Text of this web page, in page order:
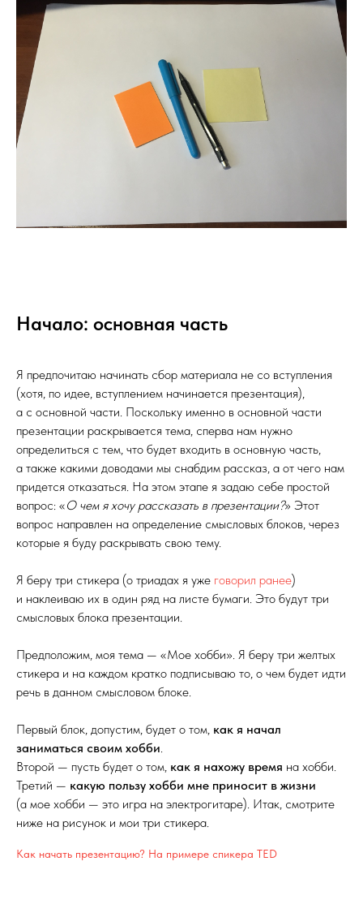
Начало: основная часть
Я предпочитаю начинать сбор материала не со вступления
(хотя, по идее, вступлением начинается презентация),
а с основной части. Поскольку именно в основной части
презентации раскрывается тема, сперва нам нужно
определиться с тем, что будет входить в основную часть,
а также какими доводами мы снабдим рассказ, а от чего нам
придется отказаться. На этом этапе я задаю себе простой
вопрос: «О чем я хочу рассказать в презентации?» Этот
вопрос направлен на определение смысловых блоков, через
которые я буду раскрывать свою тему.
Я беру три стикера (о триадах я уже говорил ранее)
и наклеиваю их в один ряд на листе бумаги. Это будут три
смысловых блока презентации.
Предположим, моя тема — «Мое хобби». Я беру три желтых
стикера и на каждом кратко подписываю то, о чем будет идти
речь в данном смысловом блоке.
Первый блок, допустим, будет о том, как я начал
заниматься своим хобби
Второй — пусть будет о том, как я нахожу время на хобби.
Третий — какую пользу хобби мне приносит в жизни
(а мое хобби — это игра на электрогитаре). Итак, смотрите
ниже на рисунок и мои три стикера.
Как начать презентацию? На примере спикера TED